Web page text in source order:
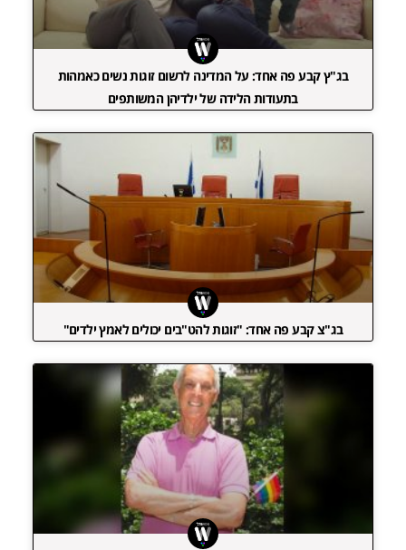
בג"ץ קבע פה אחד: על המדינה לרשום זוגות נשים כאמהות
בתעודות הלידה של ילדיהן המשותפים
בג"צ קבע פה אחד: "זוגות להט"בים יכולים לאמץ ילדים"